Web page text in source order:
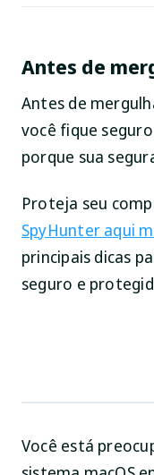
Antes de
Antes de
você fique
porque sua
Proteja seu
SpyHunter aqui
principais dicas
seguro e
Você está